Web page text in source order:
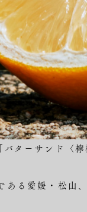
ターサンド〈
る愛媛・松山